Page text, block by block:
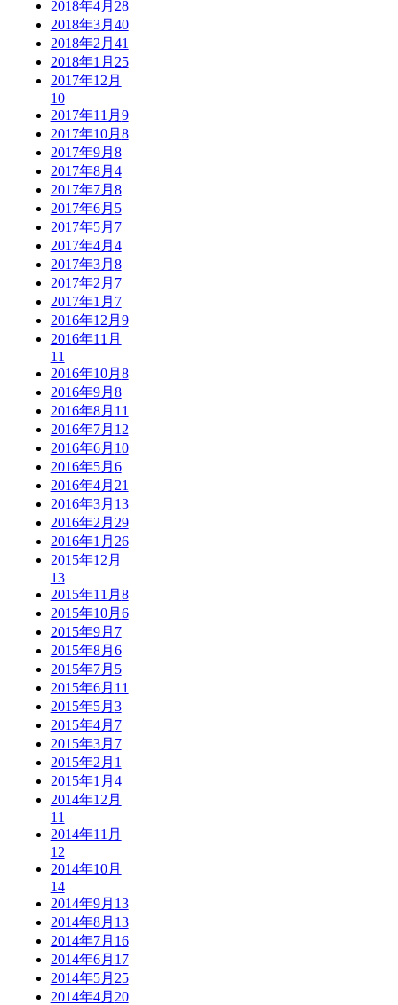
2018年4月 28
2018年3月 40
2018年2月 41
2018年1月 25
2017年12月
10
2017年11月 9
2017年10月 8
2017年9月 8
2017年8月 4
2017年7月 8
2017年6月 5
2017年5月 7
2017年4月 4
2017年3月 8
2017年2月 7
2017年1月 7
2016年12月 9
2016年11月
11
2016年10月 8
2016年9月 8
2016年8月 11
2016年7月 12
2016年6月 10
2016年5月 6
2016年4月 21
2016年3月 13
2016年2月 29
2016年1月 26
2015年12月
13
2015年11月 8
2015年10月 6
2015年9月 7
2015年8月 6
2015年7月 5
2015年6月 11
2015年5月 3
2015年4月 7
2015年3月 7
2015年2月 1
2015年1月 4
2014年12月
11
2014年11月
12
2014年10月
14
2014年9月 13
2014年8月 13
2014年7月 16
2014年6月 17
2014年5月 25
2014年4月 20